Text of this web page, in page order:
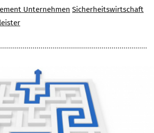
Unternehmen Sicherheitswirtschaft